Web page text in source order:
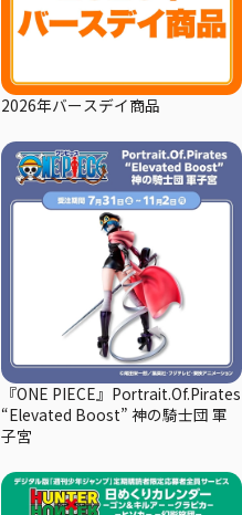
2026年バースデイ商品
『ONE PIECE』Portrait.Of.Pirates
“Elevated Boost” 神の騎士団 軍
子宮